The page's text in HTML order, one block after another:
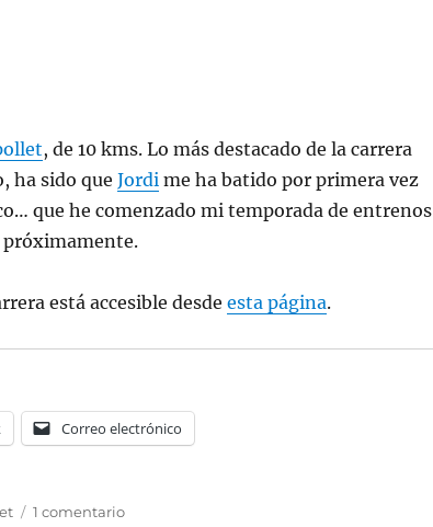
, de 10 kms. Lo más destacado de la carrera
ha sido queJordi me ha batido por primera vez
que he comenzado mi temporada de entrenos
próximamente.
está accesible desdeesta página.
Correo electrónico
1 comentario